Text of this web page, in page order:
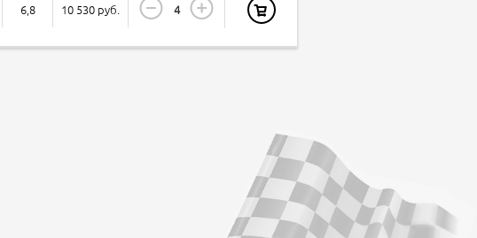
6,8 10 530 руб.